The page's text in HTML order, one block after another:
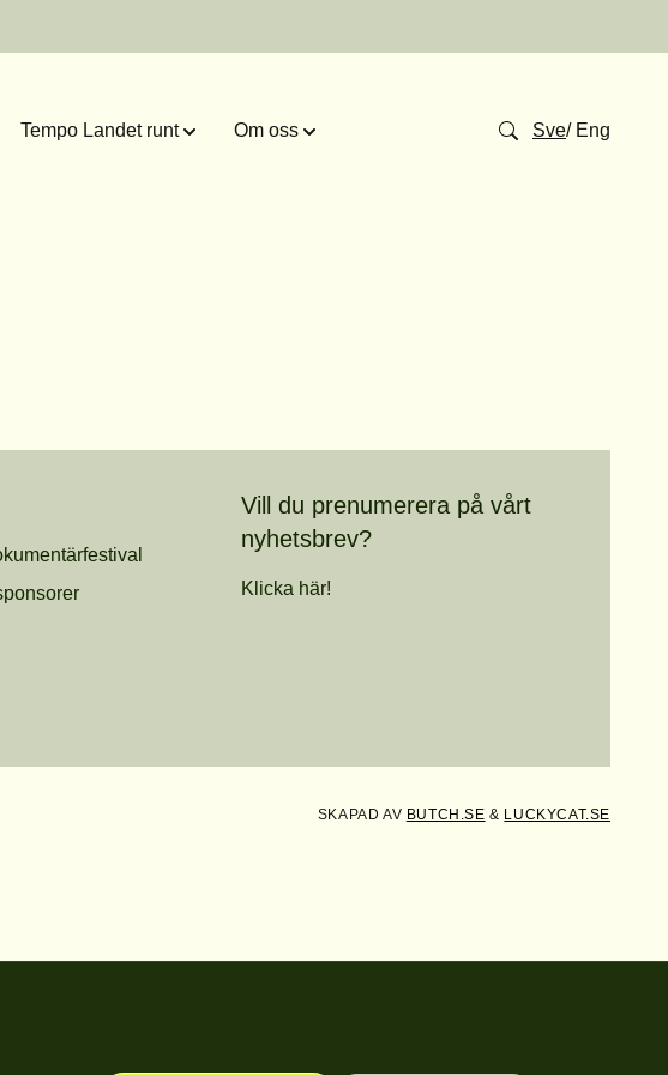
Sve/ Eng
Tempo Landet runt Om oss
Vill du prenumerera på vårt
nyhetsbrev?
Klicka här!
SKAPAD AV BUTCH.SE & LUCKYCAT.SE